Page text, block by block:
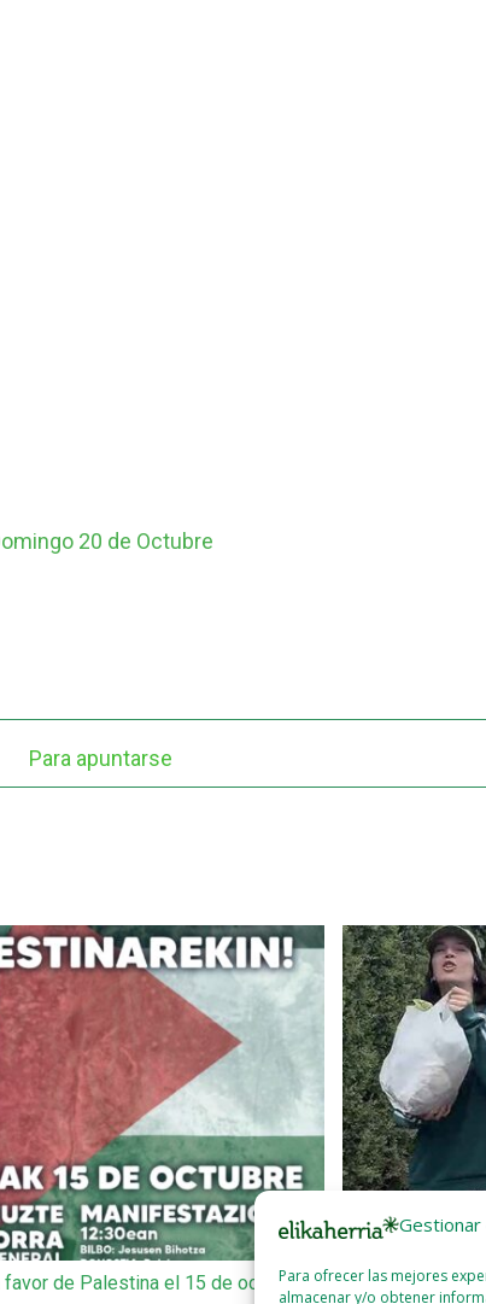
Gestionar
Para ofrecer las mejores
almacenar y/o obtener
20 de Octubre
Para apuntarse
favor de Palestina el 15 de octubre
Aitor García y